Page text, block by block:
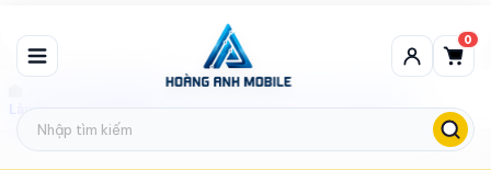
0
Làm thế nào để phát hiện ứng dụng theo dõi vị trí trên iPhone